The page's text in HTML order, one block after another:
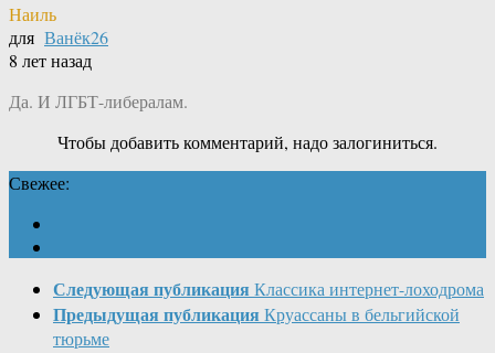
Наиль
для Ванёк26
8 лет назад
Да. И ЛГБТ-либералам.
Чтобы добавить комментарий, надо залогиниться.
Свежее:
Следующая публикация Классика интернет-лоходрома
Предыдущая публикация Круассаны в бельгийской
тюрьме